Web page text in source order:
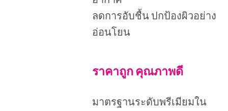
ลดการอับชื้น ปกป้องผิวอย่าง
อ่อนโยน
ราคาถูก คุณภาพดี
มาตรฐานระดับพรีเมียมใน